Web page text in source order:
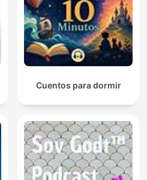
Cuentos para dormir